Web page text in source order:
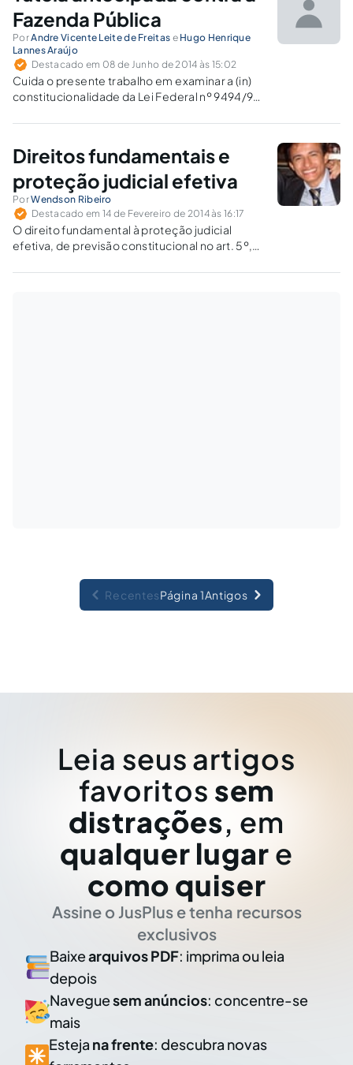
leva à restituição do caso à Corte de Contas
para novo julgamento.
Fazenda Pública
PorAndre Vicente Leite de Freitas e Hugo Henrique
Lannes Araújo
Destacado em 08 de Junho de 2014 às 15:02
Cuida o presente trabalho em examinar a (in)
constitucionalidade da Lei Federal nº 9494/97,
antecipada contra a Fazenda Pública.
Direitos fundamentais e
proteção judicial efetiva
PorWendson Ribeiro
Destacado em 14 de Fevereiro de 2014 às 16:17
O direito fundamental à proteção judicial
efetiva, de previsão constitucional no art. 5º,
decorrer de normas constitucionais, de
RecentesPágina 1Antigos
Leia seus artigos
favoritos sem
distrações, em
qualquer lugar e
como quiser
Assine o JusPlus e tenha recursos
exclusivos
Baixearquivos PDF: imprima ou leia
depois
Naveguesem anúncios: concentre-se
mais
Esteja na frente: descubra novas